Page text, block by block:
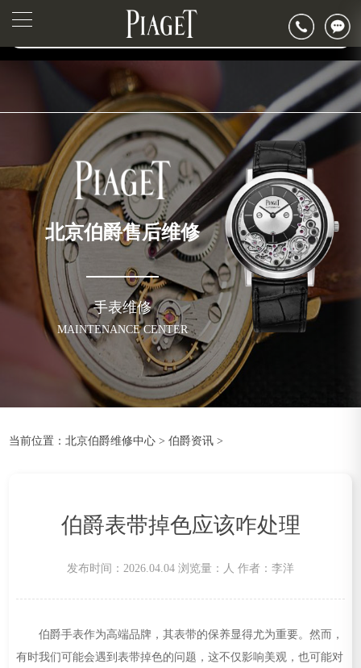
▲
▼
2026年6月伯爵北京市售后服务网络优化升级公告
2026年6月北京市伯爵官方售后客户服务热线：400-882-0752
2026年6月伯爵售后服务中心最新网点地址：
北京市东城区东长安街1号东方广场写字楼W3座6层602室（需提前预约）
北京市朝阳区建国门外大街甲6号华熙国际中心写字楼D座11层1102室（需提前预约）
北京市朝阳区建国门外大街甲6号华熙国际中心D座11层1102室伯爵售后服务中心（需提前预约）
节假日正常营业！
北京伯爵售后维修
手表维修
MAINTENANCE CENTER
当前位置：北京伯爵维修中心 >伯爵资讯 >
伯爵表带掉色应该咋处理
发布时间：2026.04.04 浏览量： 人 作者：李洋
伯爵手表作为高端品牌，其表带的保养显得尤为重要。然而，
有时我们可能会遇到表带掉色的问题，这不仅影响美观，也可能对